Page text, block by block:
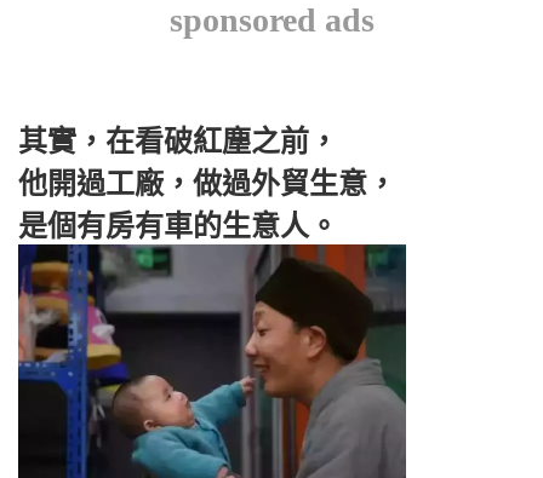
sponsored ads
其實，在看破紅塵之前，
他開過工廠，做過外貿生意，
是個有房有車的生意人。